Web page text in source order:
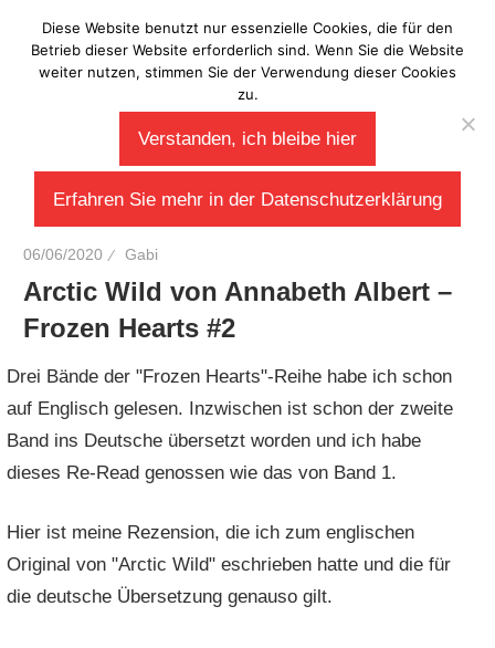
Inhalt
springen
Laberladen
06/06/2020 Gabi
Arctic Wild von Annabeth Albert –
Frozen Hearts #2
Drei Bände der "Frozen Hearts"-Reihe habe ich schon
auf Englisch gelesen. Inzwischen ist schon der zweite
Band ins Deutsche übersetzt worden und ich habe
dieses Re-Read genossen wie das von Band 1.
Hier ist meine Rezension, die ich zum englischen
Original von "Arctic Wild" eschrieben hatte und die für
die deutsche Übersetzung genauso gilt.
Diese Website benutzt nur essenzielle Cookies, die für den
Betrieb dieser Website erforderlich sind. Wenn Sie die Website
weiter nutzen, stimmen Sie der Verwendung dieser Cookies
zu.
Verstanden, ich bleibe hier
Erfahren Sie mehr in der Datenschutzerklärung